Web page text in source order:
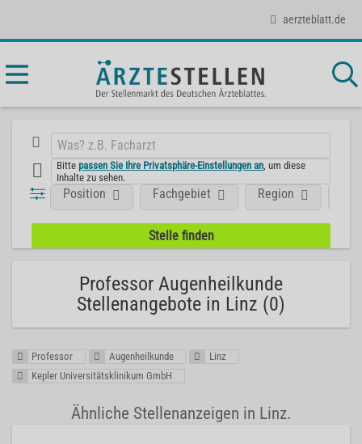
aerzteblatt.de
Bittepassen Sie Ihre Privatsphäre-Einstellungen an , um diese
Inhalte zu sehen.
Position Fachgebiet Region
Professor Augenheilkunde
Stellenangebote in Linz (0)
Professor Augenheilkunde
Linz
Kepler Universitätsklinikum GmbH
Ähnliche Stellenanzeigen in Linz.